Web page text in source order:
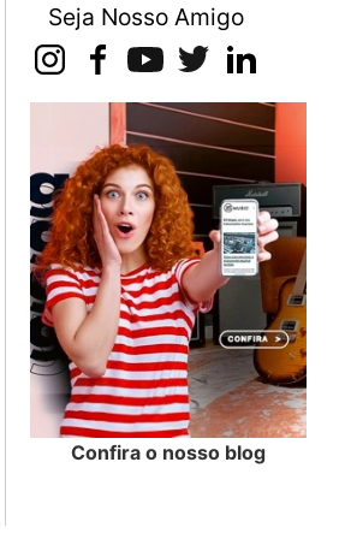
Seja Nosso Amigo
Confira o nosso blog